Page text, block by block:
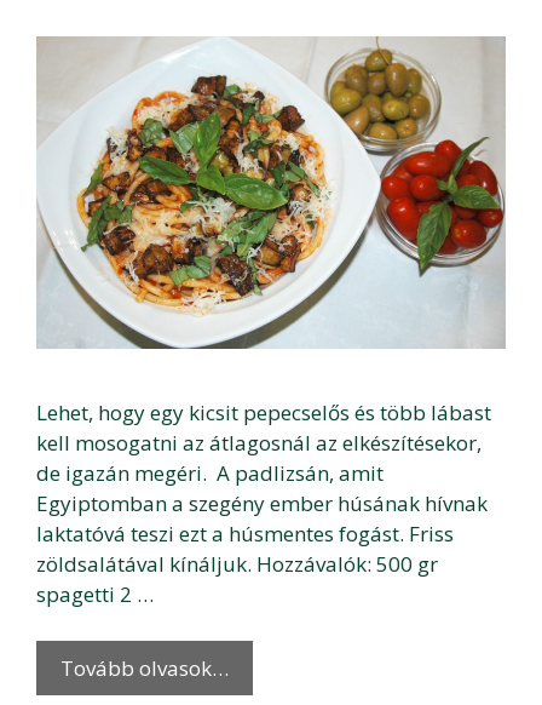
Lehet, hogy egy kicsit pepecselős és több lábast
kell mosogatni az átlagosnál az elkészítésekor,
de igazán megéri. A padlizsán, amit
Egyiptomban a szegény ember húsának hívnak
laktatóvá teszi ezt a húsmentes fogást. Friss
zöldsalátával kínáljuk. Hozzávalók: 500 gr
spagetti 2 …
Tovább olvasok…